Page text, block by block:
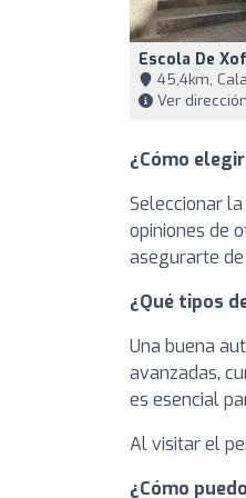
Escola De
45,4km,
Ver
¿Cómo
Seleccionar
opiniones de
asegurarte
¿Qué tipos
Una buena
avanzadas,
es esencial
Al visitar el
¿Cómo